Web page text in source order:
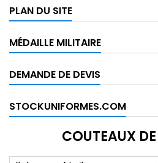
PLAN DU SITE
MÉDAILLE MILITAIRE
DEMANDE DE DEVIS
STOCKUNIFORMES.COM
COUTEAUX